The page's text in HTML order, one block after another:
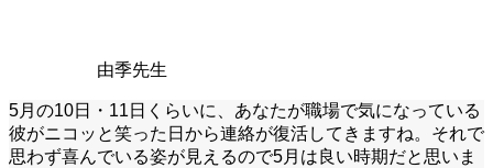
由季先生
5月の10日・11日くらいに、あなたが職場で気になっている
彼がニコッと笑った日から連絡が復活してきますね。それで
思わず喜んでいる姿が見えるので5月は良い時期だと思いま